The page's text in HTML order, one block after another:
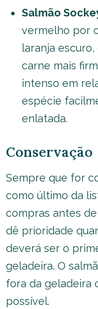
Salmão
vermelho por
laranja
carne mais
intenso em
espécie
enlatada.
Conservação
Sempre que for
como último da
compras antes
dê prioridade
deverá ser o
geladeira. O
fora da geladeira
possível.